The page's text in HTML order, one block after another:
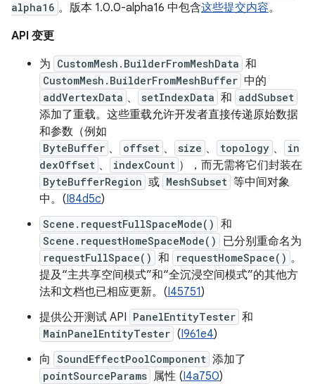
alpha16 。版本 1.0.0-alpha16 中包含这些提交内容。
API 变更
为 CustomMesh.BuilderFromMeshData 和
CustomMesh.BuilderFromMeshBuffer 中的
addVertexData 、 setIndexData 和 addSubset
添加了重载。这些重载允许开发者直接传递原始数据
和参数（例如
ByteBuffer 、 offset 、 size 、 topology 、
in
dexOffset 、 indexCount ），而无需将它们封装在
ByteBufferRegion 或 MeshSubset 等中间对象
中。(I84d5c)
Scene.requestFullSpaceMode() 和
Scene.requestHomeSpaceMode() 已分别重命名为
requestFullSpace() 和 requestHomeSpace() 。
提及“主共享空间模式”和“全沉浸空间模式”的其他方
法和文档也已相应更新。(I45751)
提供公开测试 API PanelEntityTester 和
MainPanelEntityTester (I961e4)
向 SoundEffectPoolComponent 添加了
pointSourceParams 属性 (I4a750)